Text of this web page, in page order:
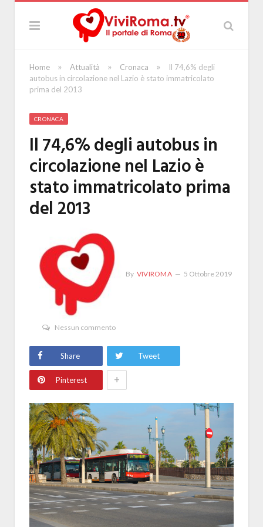
Home » Attualità » Cronaca »
Il 74,6% degli
autobus in circolazione nel Lazio è stato immatricolato
prima del 2013
CRONACA
Il 74,6% degli autobus in
circolazione nel Lazio è
stato immatricolato prima
del 2013
By VIVIROMA 5 Ottobre 2019
Nessun commento
Share Tweet
Pinterest +